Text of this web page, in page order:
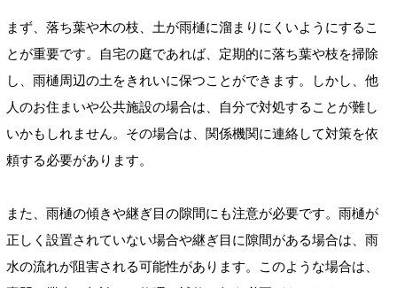
まず、落ち葉や木の枝、土が雨樋に溜まりにくいようにするこ
とが重要です。自宅の庭であれば、定期的に落ち葉や枝を掃除
し、雨樋周辺の土をきれいに保つことができます。しかし、他
人のお住まいや公共施設の場合は、自分で対処することが難し
いかもしれません。その場合は、関係機関に連絡して対策を依
頼する必要があります。
また、雨樋の傾きや継ぎ目の隙間にも注意が必要です。雨樋が
正しく設置されていない場合や継ぎ目に隙間がある場合は、雨
水の流れが阻害される可能性があります。このような場合は、